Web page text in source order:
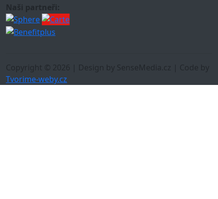
Naši partneři:
Copyright © 2026 | Design by SenseMedia.cz | Code by
Tvorime-weby.cz